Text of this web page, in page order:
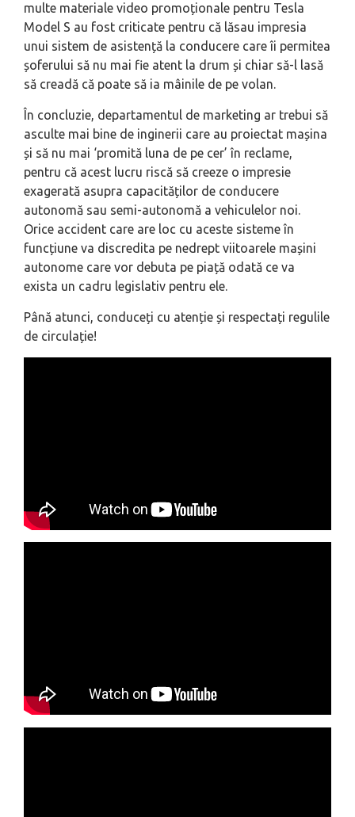
multe materiale video promoționale pentru Tesla
Model S au fost criticate pentru că lăsau impresia
unui sistem de asistență la conducere care îi permitea
șoferului să nu mai fie atent la drum și chiar să-l lasă
să creadă că poate să ia mâinile de pe volan.
În concluzie, departamentul de marketing ar trebui să
asculte mai bine de inginerii care au proiectat mașina
și să nu mai ‘promită luna de pe cer’ în reclame,
pentru că acest lucru riscă să creeze o impresie
exagerată asupra capacităților de conducere
autonomă sau semi-autonomă a vehiculelor noi.
Orice accident care are loc cu aceste sisteme în
funcțiune va discredita pe nedrept viitoarele mașini
autonome care vor debuta pe piață odată ce va
exista un cadru legislativ pentru ele.
Până atunci, conduceți cu atenție și respectați regulile
de circulație!